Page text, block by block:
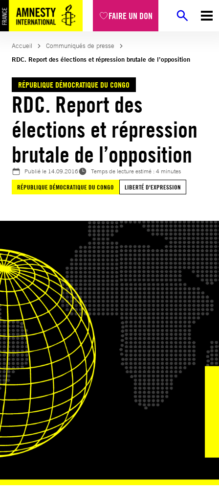
FAIRE UN DON
Aller
au
contenu
Accueil
Communiqués de presse
RDC. Report des élections et répression brutale de l’opposition
RÉPUBLIQUE DÉMOCRATIQUE DU CONGO
RDC. Report des
élections et répression
brutale de l’opposition
Publié le 14.09.2016
Temps de lecture estimé : 4 minutes
RÉPUBLIQUE DÉMOCRATIQUE DU CONGO
LIBERTÉ D'EXPRESSION